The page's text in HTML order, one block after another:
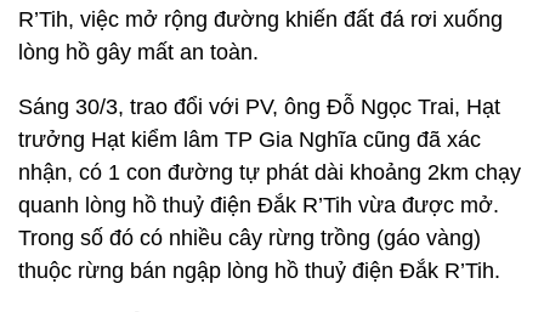
R’Tih, việc mở rộng đường khiến đất đá rơi xuống
lòng hồ gây mất an toàn.
Sáng 30/3, trao đổi với PV, ông Đỗ Ngọc Trai, Hạt
trưởng Hạt kiểm lâm TP Gia Nghĩa cũng đã xác
nhận, có 1 con đường tự phát dài khoảng 2km chạy
quanh lòng hồ thuỷ điện Đắk R’Tih vừa được mở.
Trong số đó có nhiều cây rừng trồng (gáo vàng)
thuộc rừng bán ngập lòng hồ thuỷ điện Đắk R’Tih.